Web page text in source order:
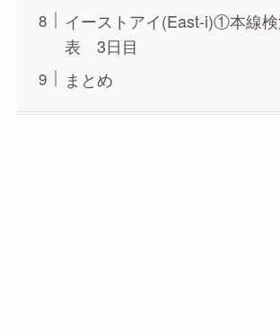
イーストアイ(East-i)①本線
表 3日目
まとめ